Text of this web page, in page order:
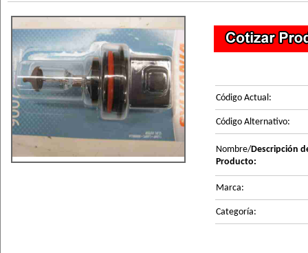
Código Actual:
Código Alternativo:
Nombre/Descripción
Producto:
Marca:
Categoría: